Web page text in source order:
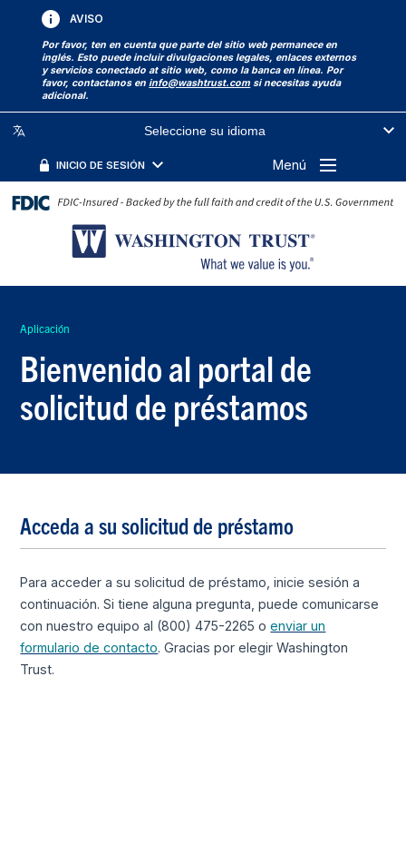
AVISO
Por favor, ten en cuenta que parte del sitio web permanece en
inglés. Esto puede incluir divulgaciones legales, enlaces externos
y servicios conectado at sitio web, como la banca en línea. Por
favor, contactanos eninfo@washtrust.com si necesitas ayuda
adicional.
Seleccione su idioma
INICIO DE SESIÓN Menú
Aplicación
Bienvenido al portal de
solicitud de préstamos
Acceda a su solicitud de préstamo
Para acceder a su solicitud de préstamo, inicie sesión a
continuación. Si tiene alguna pregunta, puede comunicarse
con nuestro equipo al (800) 475-2265 oenviar un
formulario de contacto. Gracias por elegir Washington
Trust.